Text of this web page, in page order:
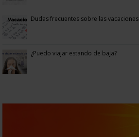
Dudas frecuentes sobre las vacaciones
¿Puedo viajar estando de baja?